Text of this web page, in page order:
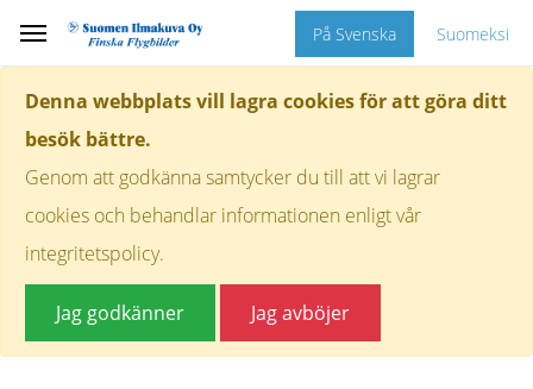
Denna webbplats vill lagra cookies för att göra ditt
besök bättre.
Genom att godkänna samtycker du till att vi lagrar
cookies och behandlar informationen enligt vår
integritetspolicy.
Jag godkänner Jag avböjer
På Svenska Suomeksi